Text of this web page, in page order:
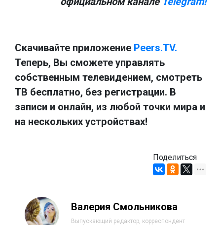
Скачивайте приложение Peers.TV.
Теперь, Вы сможете управлять
собственным телевидением, смотреть
ТВ бесплатно, без регистрации. В
записи и онлайн, из любой точки мира и
на нескольких устройствах!
Поделиться
Валерия Смольникова
Выпускающий редактор, корреспондент